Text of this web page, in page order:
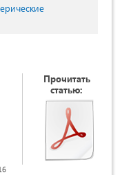
Прочитать
статью: